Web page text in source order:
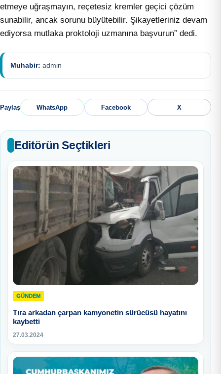
etmeye uğraşmayın, reçetesiz kremler geçici çözüm
sunabilir, ancak sorunu büyütebilir. Şikayetleriniz devam
ediyorsa mutlaka proktoloji uzmanına başvurun” dedi.
Muhabir: admin
Paylaş WhatsApp Facebook X
Editörün Seçtikleri
GÜNDEM
Tıra arkadan çarpan kamyonetin sürücüsü hayatını
kaybetti
27.03.2024